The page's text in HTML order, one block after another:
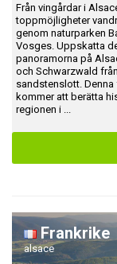
Från vingårdar i
toppmöjligheter
genom naturparken
Vosges. Uppskatta
panoramorna på
och Schwarzwald
sandstenslott. Denna
kommer att berätta
regionen i ...
Frankrike
alsace